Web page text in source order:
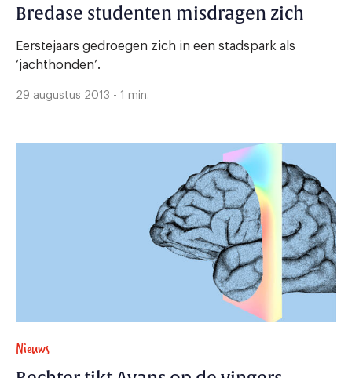
Bredase studenten misdragen zich
Eerstejaars gedroegen zich in een stadspark als
‘jachthonden’.
29 augustus 2013 - 1 min.
Nieuws